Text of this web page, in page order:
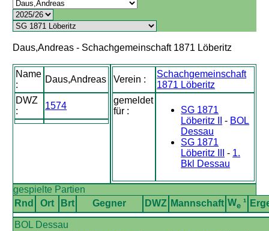
Daus,Andreas - Schachgemeinschaft 1871 Löberitz
Name
:
Daus,Andreas
DWZ
:
1574
Verein :
Schachgemeinschaft
1871 Löberitz
gemeldet
für :
SG 1871
Löberitz II
- BOL
Dessau
SG 1871
Löberitz III
- 1.
Bkl Dessau
gespielte Partien
Rnd
Ort Brt Gegner DWZ Mannschaft We¹
BOL Dessau